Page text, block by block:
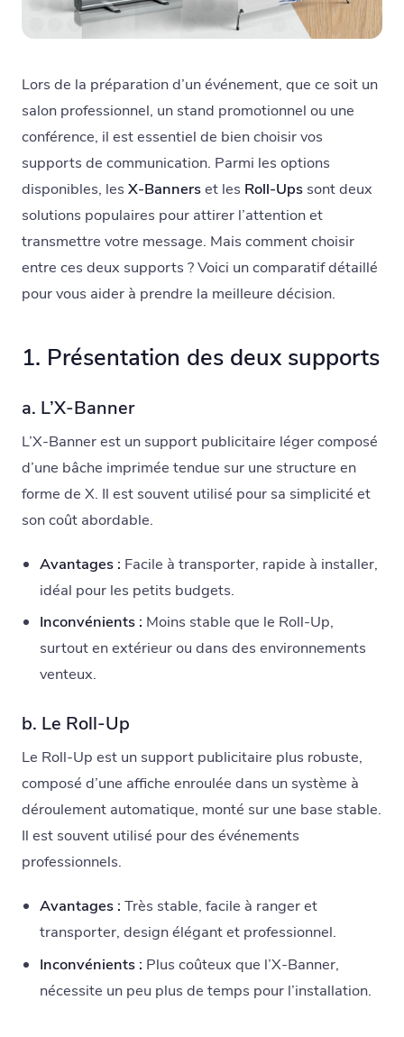
Lors de la préparation d’un événement, que ce soit un
salon professionnel, un stand promotionnel ou une
conférence, il est essentiel de bien choisir vos
supports de communication. Parmi les options
disponibles, les X-Bannerset les Roll-Ups sont deux
solutions populaires pour attirer l’attention et
transmettre votre message. Mais comment choisir
entre ces deux supports ? Voici un comparatif détaillé
pour vous aider à prendre la meilleure décision.
1. Présentation des deux supports
a. L’X-Banner
L’X-Banner est un support publicitaire léger composé
d’une bâche imprimée tendue sur une structure en
forme de X. Il est souvent utilisé pour sa simplicité et
son coût abordable.
Avantages : Facile à transporter, rapide à installer,
idéal pour les petits budgets.
Inconvénients : Moins stable que le Roll-Up,
surtout en extérieur ou dans des environnements
venteux.
b. Le Roll-Up
Le Roll-Up est un support publicitaire plus robuste,
composé d’une affiche enroulée dans un système à
déroulement automatique, monté sur une base stable.
Il est souvent utilisé pour des événements
professionnels.
Avantages : Très stable, facile à ranger et
transporter, design élégant et professionnel.
Inconvénients : Plus coûteux que l’X-Banner,
nécessite un peu plus de temps pour l’installation.